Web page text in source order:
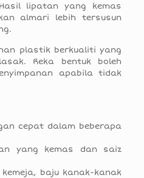
lipatan yang kemas
almari lebih tersusun
plastik berkualiti yang
Reka bentuk boleh
apabila tidak
cepat dalam beberapa
yang kemas dan saiz
baju kanak-kanak